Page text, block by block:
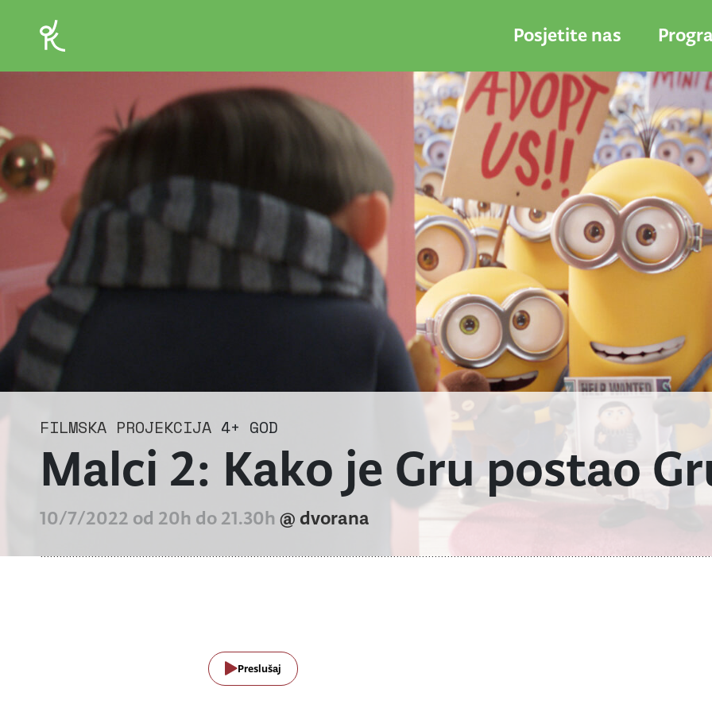
Posjetite nas
FILMSKA PROJEKCIJA 4+ GOD
Malci 2: Kako je Gru postao
10/7/2022 od 20h do 21.30h @ dvorana
Preslušaj